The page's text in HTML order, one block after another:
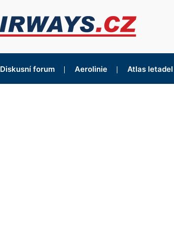
Diskusní forum Aerolinie Atlas letadel